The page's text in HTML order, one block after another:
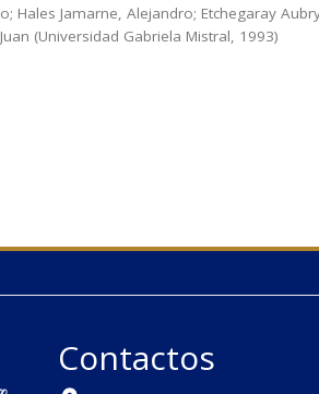
; Hales Jamarne, Alejandro; Etchegaray
(Universidad Gabriela Mistral, 1993)
Contactos